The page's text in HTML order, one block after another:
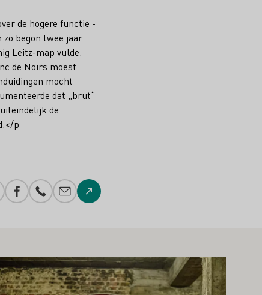
de hogere functie -
begon twee jaar
Leitz-map vulde.
de Noirs moest
mocht
dat „brut“
de
p
FacebookTelefoonnummer
E-mail toevoegen
Naar de website
informatie